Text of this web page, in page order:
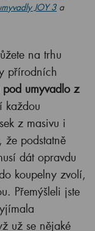
JOY 3 a
na trhu
přírodních
pod umyvadlo z
každou
z masivu i
že podstatně
dát opravdu
koupelny zvolí,
Přemýšleli jste
už se nějaké